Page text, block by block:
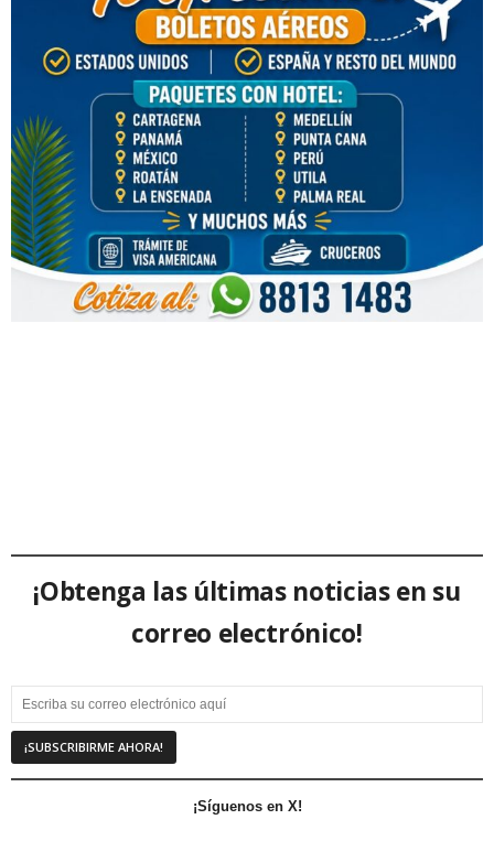
¡Obtenga las últimas noticias en su
correo electrónico!
¡Síguenos en X!